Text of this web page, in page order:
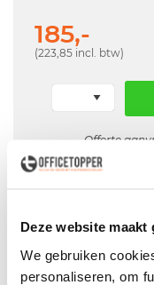
Deze website
We gebruiken
personaliseren, om
185,-
(223,85 incl. btw)
Offerte
Leveringin België